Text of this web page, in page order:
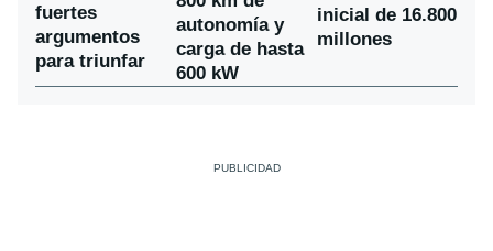
fuertes
argumentos
para triunfar
autonomía y
carga de hasta
600 kW
inicial de 16.800
millones